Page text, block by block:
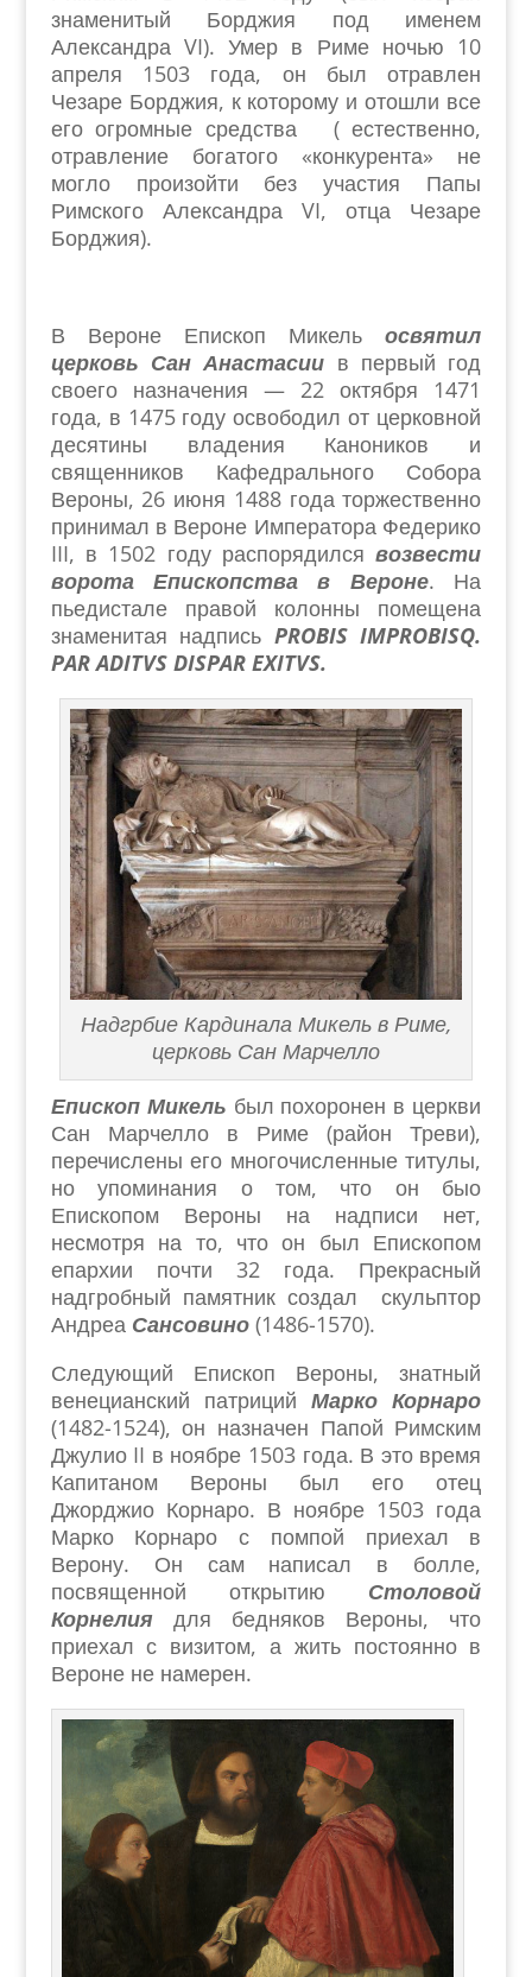
знаменитый Борджия под именем
Александра VI).Умер в Риме ночью 10
апреля 1503 года, он был отравлен
Чезаре Борджия, к которому и отошли все
его огромные средства ( естественно,
отравление богатого «конкурента» не
могло произойти без участия Папы
Римского Александра VI, отца Чезаре
Борджия).
В Вероне Епископ Микельосвятил
церковь Сан Анастасии в первый год
своего назначения — 22 октября 1471
года, в 1475 году освободил от церковной
десятины владения Каноников и
священников Кафедрального Собора
Вероны, 26 июня 1488 года торжественно
принимал в Вероне Императора Федерико
III, в 1502 году распорядилсявозвести
ворота Епископства в Вероне. На
пьедистале правой колонны помещена
знаменитая надпись PROBIS IMPROBISQ.
PAR ADITVS DISPAR EXITVS.
Надгрбие Кардинала Микель в Риме,
церковь Сан Марчелло
Епископ Микель был похоронен в церкви
Сан Марчелло в Риме (район Треви),
перечислены его многочисленные титулы,
но упоминания о том, что он быо
Епископом Вероны на надписи нет,
несмотря на то, что он был Епископом
епархии почти 32 года. Прекрасный
надгробный памятник создал скульптор
Андреа Сансовино(1486-1570).
Следующий Епископ Вероны, знатный
венецианский патрицийМарко Корнаро
(1482-1524), он назначен Папой Римским
Джулио II в ноябре 1503 года. В это время
Капитаном Вероны был его отец
Джорджио Корнаро. В ноябре 1503 года
Марко Корнаро с помпой приехал в
Верону. Он сам написал в болле,
посвященной открытию Столовой
Корнелиядля бедняков Вероны, что
приехал с визитом, а жить постоянно в
Вероне не намерен.